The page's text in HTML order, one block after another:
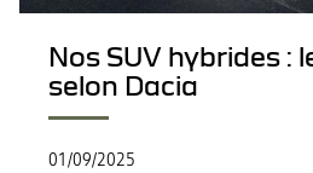
Nos SUV hybrides :
selon Dacia
01/09/2025